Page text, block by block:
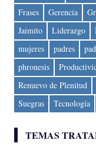
Frases
Gerencia
Jaimito
Liderazgo
mujeres
padres
phronesis
Renuevo de Plenitud
Suegras
Tecnología
TEMAS